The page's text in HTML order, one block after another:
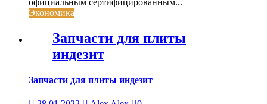
официальным сертифицированным...
Экономика
Запчасти для плиты
индезит
Запчасти для плиты индезит